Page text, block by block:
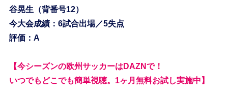
谷晃生（背番号12）
今大会成績：6試合出場／5失点
評価：A
【今シーズンの欧州サッカーはDAZNで！
いつでもどこでも簡単視聴。1ヶ月無料お試し実施中】